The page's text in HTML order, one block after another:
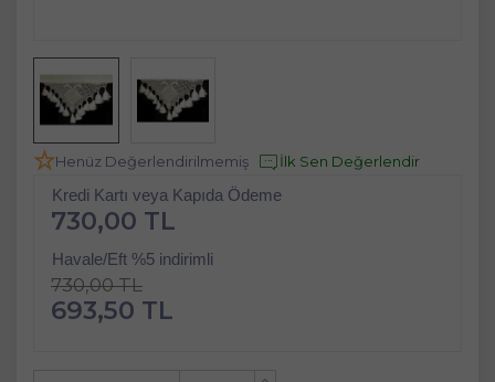
Henüz Değerlendirilmemiş İlk Sen Değerlendir
Kredi Kartı veya Kapıda Ödeme
730,00 TL
Havale/Eft %5 indirimli
730,00 TL
693,50 TL